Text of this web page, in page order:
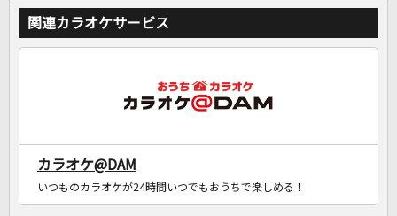
関連カラオケサービス
カラオケ@DAM
いつものカラオケが24時間いつでもおうちで楽しめる！